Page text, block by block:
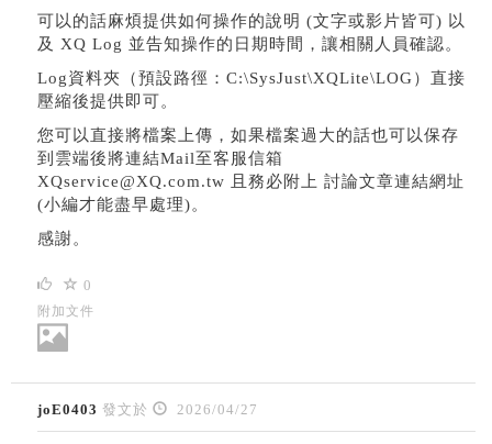
可以的話麻煩提供如何操作的說明 (文字或影片皆可) 以
及 XQ Log 並告知操作的日期時間，讓相關人員確認。
Log資料夾（預設路徑：C:\SysJust\XQLite\LOG）直接
壓縮後提供即可。
您可以直接將檔案上傳，如果檔案過大的話也可以保存
到雲端後將連結Mail至客服信箱
XQservice@XQ.com.tw 且務必附上 討論文章連結網址
(小編才能盡早處理)。
感謝。
0
附加文件
joE0403 發文於 2026/04/27